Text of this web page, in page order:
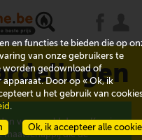
verzameld door eKomi,
maatschappij die de
en functies te bieden die op
van onze gebruikers te
worden gedownload of
Door op « Ok, ik
u het gebruik van
.
Ok, ik accepteer alle